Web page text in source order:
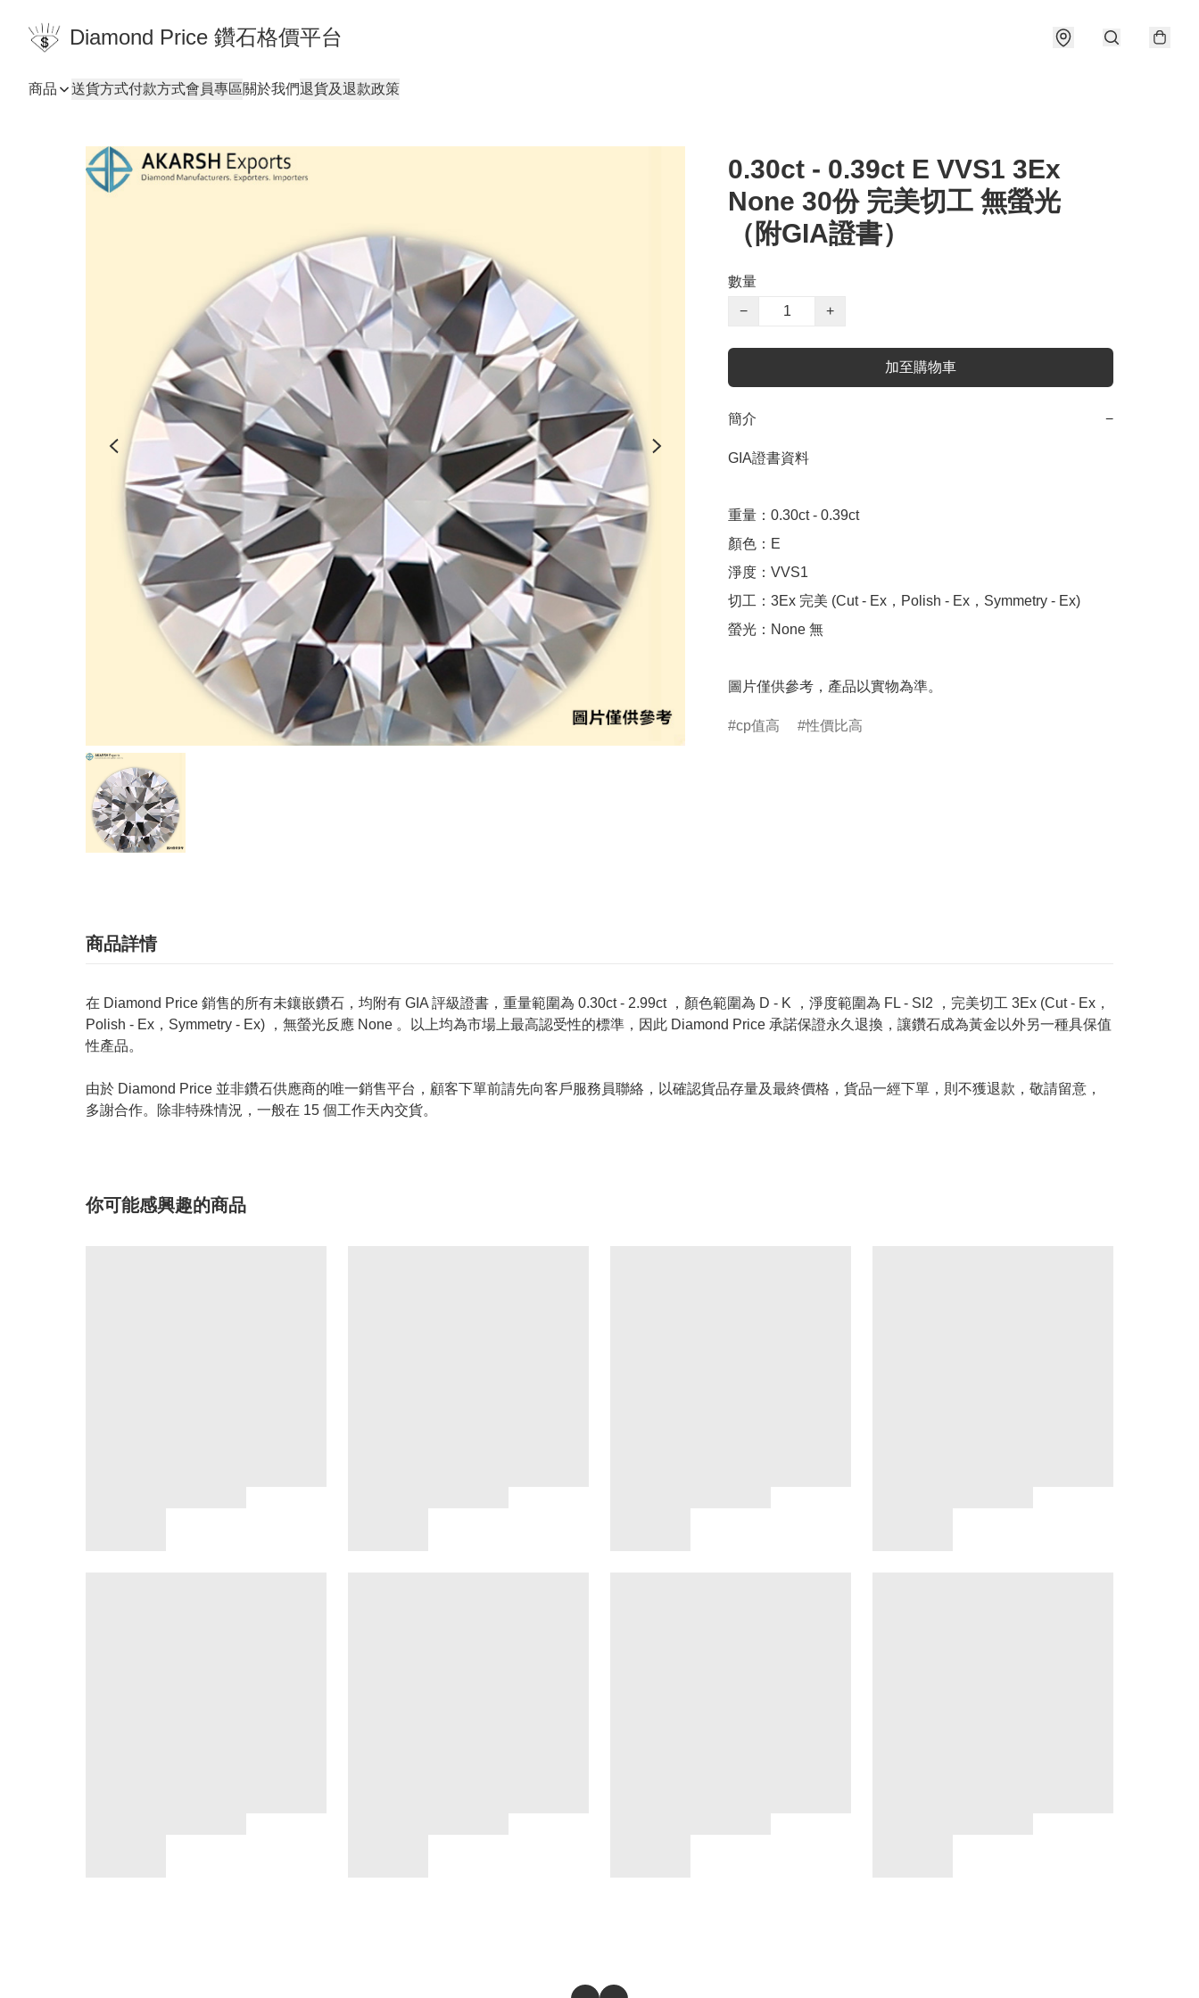
Diamond Price 鑽石格價平台
商品 送貨方式付款方式會員專區關於我們退貨及退款政策
0.30ct - 0.39ct E VVS1 3Ex
None 30份 完美切工 無螢光
（附GIA證書）
數量
−
+
加至購物車
簡介 −
GIA證書資料
重量：0.30ct - 0.39ct
顏色：E
淨度：VVS1
切工：3Ex 完美 (Cut - Ex，Polish - Ex，Symmetry - Ex)
螢光：None 無
圖片僅供參考，產品以實物為準。
cp值高 性價比高
商品詳情
在 Diamond Price 銷售的所有未鑲嵌鑽石，均附有 GIA 評級證書，重量範圍為 0.30ct - 2.99ct ，顏色範圍為 D - K ，淨度範圍為 FL - SI2 ，完美切工 3Ex (Cut - Ex，
Polish - Ex，Symmetry - Ex) ，無螢光反應 None 。以上均為市場上最高認受性的標準，因此 Diamond Price 承諾保證永久退換，讓鑽石成為黃金以外另一種具保值
性產品。
由於 Diamond Price 並非鑽石供應商的唯一銷售平台，顧客下單前請先向客戶服務員聯絡，以確認貨品存量及最終價格，貨品一經下單，則不獲退款，敬請留意，
多謝合作。除非特殊情況，一般在 15 個工作天內交貨。
你可能感興趣的商品